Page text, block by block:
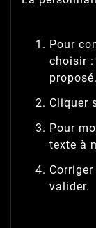
Pour
choisir :
proposé.
Cliquer
Pour
texte à
valider.